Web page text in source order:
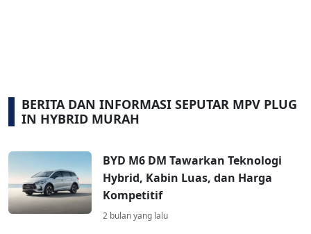
BERITA DAN INFORMASI SEPUTAR MPV PLUG
IN HYBRID MURAH
BYD M6 DM Tawarkan Teknologi
Hybrid, Kabin Luas, dan Harga
Kompetitif
2 bulan yang lalu